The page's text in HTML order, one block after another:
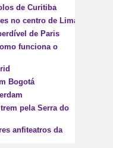
de Curitiba
no centro de Lima
de Paris
funciona o
Bogotá
pela Serra do
anfiteatros da